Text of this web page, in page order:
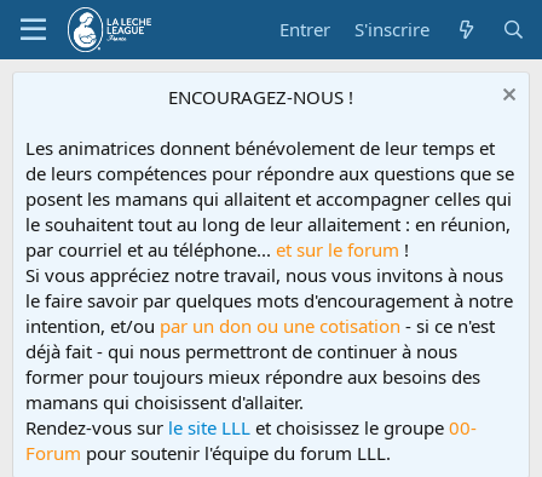
Entrer S'inscrire
ENCOURAGEZ-NOUS !
Les animatrices donnent bénévolement de leur temps et
de leurs compétences pour répondre aux questions que se
posent les mamans qui allaitent et accompagner celles qui
le souhaitent tout au long de leur allaitement : en réunion,
par courriel et au téléphone... et sur le forum !
Si vous appréciez notre travail, nous vous invitons à nous
le faire savoir par quelques mots d'encouragement à notre
intention, et/ou par un don ou une cotisation - si ce n'est
déjà fait - qui nous permettront de continuer à nous
former pour toujours mieux répondre aux besoins des
mamans qui choisissent d'allaiter.
Rendez-vous sur le site LLL et choisissez le groupe 00-
Forum pour soutenir l'équipe du forum LLL.